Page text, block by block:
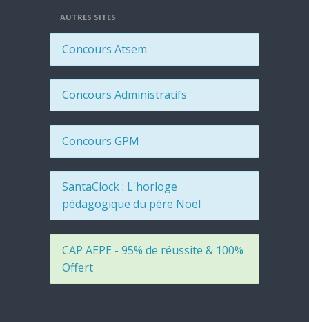
AUTRES SITES
Concours Atsem
Concours Administratifs
Concours GPM
SantaClock : L'horloge
pédagogique du père Noël
CAP AEPE - 95% de réussite & 100%
Offert